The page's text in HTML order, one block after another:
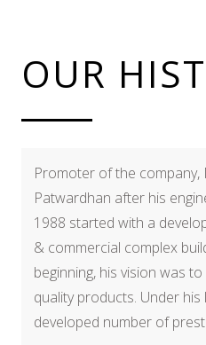
OUR
Promoter of the company,
Patwardhan after his
1988 started with a
& commercial complex
beginning, his vision was
quality products. Under
developed number of